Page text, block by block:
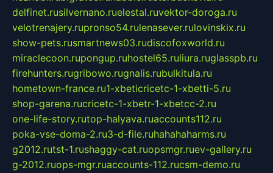
delfinet.rusilvernano.ruelestal.ruvektor-doroga.ru
velotrenajery.rupronso54.rulenasever.rulovinskix.ru
show-pets.rusmartnews03.rudiscofoxworld.ru
miraclecoon.rupongup.ruhostel65.ruliura.ruglasspb.ru
firehunters.rugribowo.rugnalis.rubulkitula.ru
hometown-france.ru1-xbeticricetc-1-xbetti-5.ru
shop-garena.rucricetc-1-xbetr-1-xbetcc-2.ru
one-life-story.rutop-halyava.ruaccounts112.ru
poka-vse-doma-2.ru3-d-file.ruhahahaharms.ru
g2012.rutst-1.rushaggy-cat.ruopsmgr.ruev-gallery.ru
g-2012.ruops-mgr.ruaccounts-112.rucsm-demo.ru